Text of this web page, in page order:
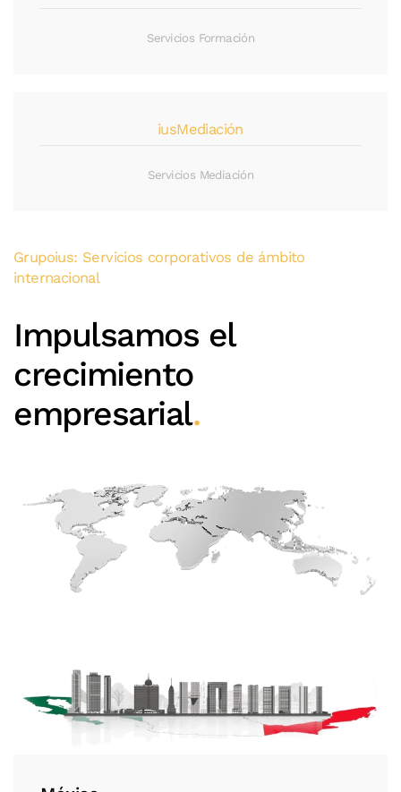
Servicios Formación
iusMediación
Servicios Mediación
Grupoius: Servicios corporativos de ámbito
internacional
Impulsamos el
crecimiento
empresarial.